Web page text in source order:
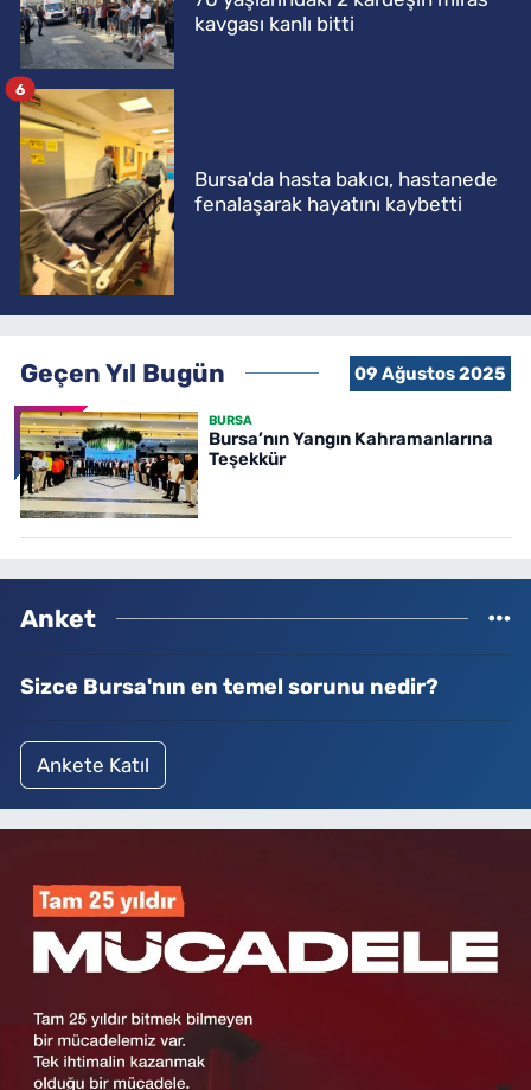
kavgası kanlı bitti
Bursa'da hasta bakıcı, hastanede
fenalaşarak hayatını kaybetti
6
Geçen Yıl Bugün 09 Ağustos 2025
BURSA
Bursa’nın Yangın Kahramanlarına
Teşekkür
Anket
Sizce Bursa'nın en temel sorunu nedir?
Ankete Katıl